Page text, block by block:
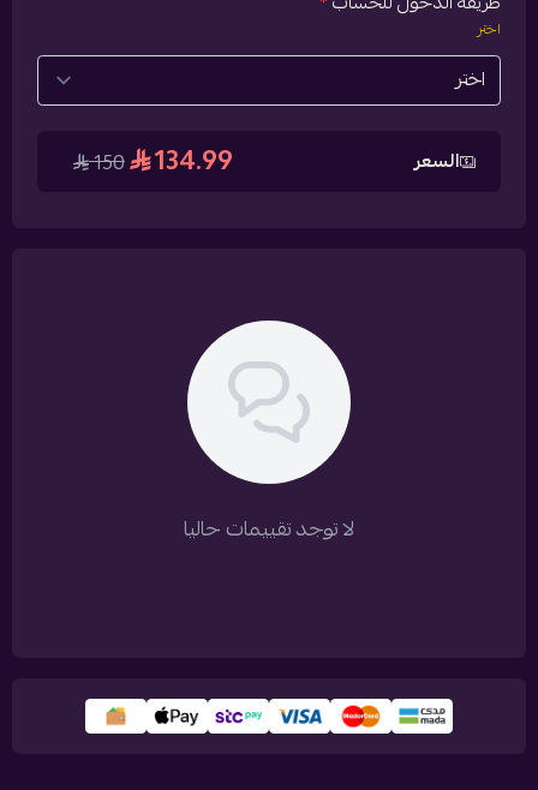
اختر
السعر 134.99
150
لا توجد تقييمات حاليا